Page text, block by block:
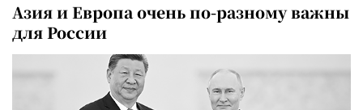
Азия и Европа очень по-разному важны
для России